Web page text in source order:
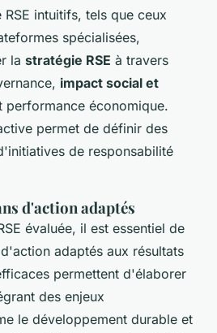
intuitifs, tels que ceux
spécialisées,
la stratégie RSE à travers
impact social et
performance économique.
permet de définir des
de responsabilité
d'action adaptés
évaluée, il est essentiel de
adaptés aux résultats
permettent d'élaborer
des enjeux
le développement durable et